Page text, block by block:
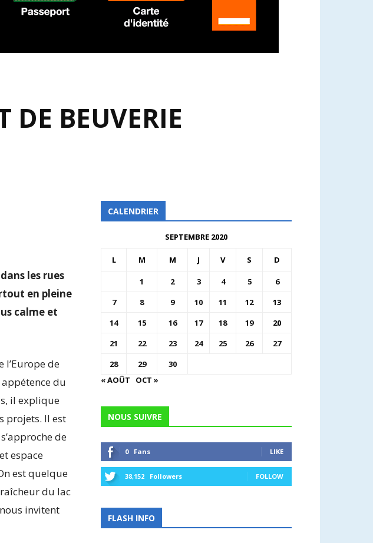
BEUVERIE
les rues
en pleine
calme et
l’Europe de
du
il explique
projets. Il est
de
espace
est quelque
du lac
invitent
CALENDRIER
SEPTEMBRE 2020
L M M J V S D
1 2 3 4 5
6
7
8 9 10 11 12
13
14
15 16 17 18 19
20
21
22 23 24 25 26
27
28
29
30
« AOÛT
OCT »
NOUS SUIVRE
0 Fans LIKE
38,152 Followers FOLLOW
FLASH INFO